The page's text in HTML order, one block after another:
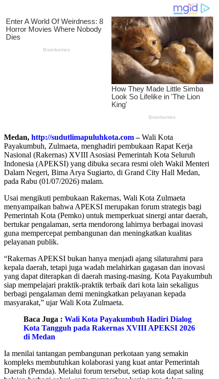
Medan, http://sudutlimapuluhkota.com–Wali Kota
Payakumbuh, Zulmaeta, menghadiri pembukaan Rapat Kerja
Nasional (Rakernas) XVIII Asosiasi Pemerintah Kota Seluruh
Indonesia (APEKSI) yang dibuka secara resmi oleh Wakil Menteri
Dalam Negeri, Bima Arya Sugiarto, di Grand City Hall Medan,
pada Rabu (01/07/2026) malam.
Usai mengikuti pembukaan Rakernas, Wali Kota Zulmaeta
menyampaikan bahwa APEKSI merupakan forum strategis bagi
Pemerintah Kota (Pemko) untuk memperkuat sinergi antar daerah,
bertukar pengalaman, serta mendorong lahirnya berbagai inovasi
guna mempercepat pembangunan dan meningkatkan kualitas
pelayanan publik.
“Rakernas APEKSI bukan hanya menjadi ajang silaturahmi para
kepala daerah, tetapi juga wadah melahirkan gagasan dan inovasi
yang dapat diterapkan di daerah masing-masing. Kota Payakumbuh
siap mempelajari praktik-praktik terbaik dari kota lain sekaligus
berbagi pengalaman demi meningkatkan pelayanan kepada
masyarakat,” ujar Wali Kota Zulmaeta.
Baca Juga : Wali Kota Payakumbuh Hadiri Dialog
Kota Tangguh pada Rakernas XVIII APEKSI 2026
di Medan
Ia menilai tantangan pembangunan perkotaan yang semakin
kompleks membutuhkan kolaborasi yang kuat antar Pemerintah
Daerah (Pemda). Melalui forum tersebut, setiap kota dapat saling